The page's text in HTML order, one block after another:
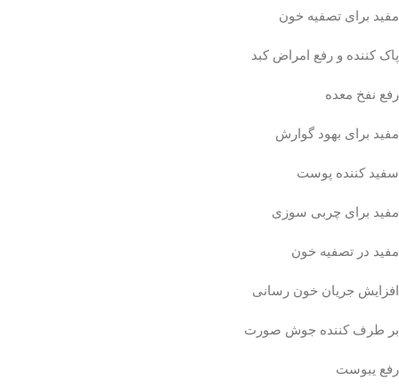
مفید برای تصفیه خون
پاک کننده و رفع امراض کبد
رفع نفخ معده
مفید برای بهود گوارش
سفید کننده پوست
مفید برای چربی سوزی
مفید در تصفیه خون
افزایش جریان خون رسانی
بر طرف کننده جوش صورت
رفع یبوست